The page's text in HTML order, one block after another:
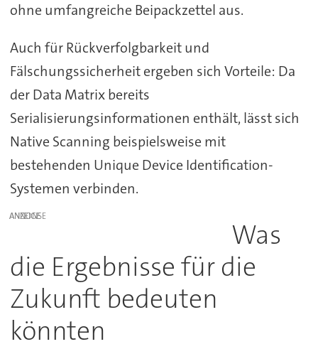
ohne umfangreiche Beipackzettel aus.
Auch für Rückverfolgbarkeit und
Fälschungssicherheit ergeben sich Vorteile: Da
der Data Matrix bereits
Serialisierungsinformationen enthält, lässt sich
Native Scanning beispielsweise mit
bestehenden Unique Device Identification-
Systemen verbinden.
ANZEIGE
Was
die Ergebnisse für die
Zukunft bedeuten
könnten